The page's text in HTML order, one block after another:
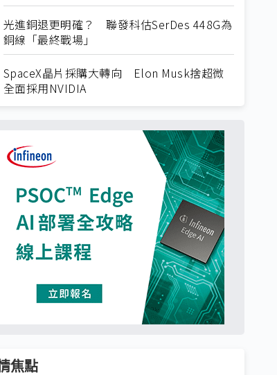
光進銅退更明確？ 聯發科估SerDes 448G為
銅線「最終戰場」
SpaceX晶片採購大轉向 Elon Musk捨超微
全面採用NVIDIA
焦點